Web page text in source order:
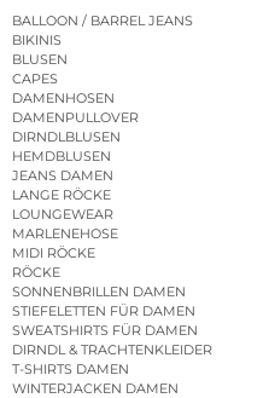
BALLOON / BARREL JEANS
BIKINIS
BLUSEN
CAPES
DAMENHOSEN
DAMENPULLOVER
DIRNDLBLUSEN
HEMDBLUSEN
JEANS DAMEN
LANGE RÖCKE
LOUNGEWEAR
MARLENEHOSE
MIDI RÖCKE
RÖCKE
SONNENBRILLEN DAMEN
STIEFELETTEN FÜR DAMEN
SWEATSHIRTS FÜR DAMEN
DIRNDL & TRACHTENKLEIDER
T-SHIRTS DAMEN
WINTERJACKEN DAMEN